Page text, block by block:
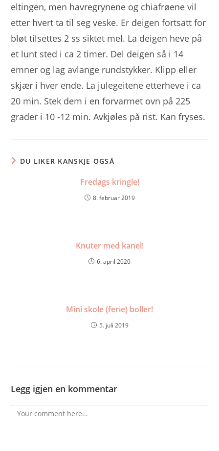
eltingen, men havregrynene og chiafrøene vil
etter hvert ta til seg veske. Er deigen fortsatt for
bløt tilsettes 2 ss siktet mel. La deigen heve på
et lunt sted i ca 2 timer. Del deigen så i 14
emner og lag avlange rundstykker. Klipp eller
skjær i hver ende. La julegeitene etterheve i ca
20 min. Stek dem i en forvarmet ovn på 225
grader i 10 -12 min. Avkjøles på rist. Kan fryses.
DU LIKER KANSKJE OGSÅ
Fredags kringle!
8. februar 2019
Knuter med kanel!
6. april 2020
Mini skole (ferie) boller!
5. juli 2019
Legg igjen en kommentar
Comment